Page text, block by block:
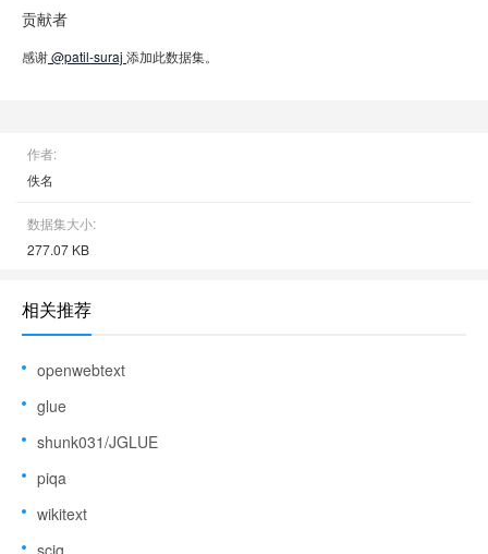
贡献者
感谢@patil-suraj 添加此数据集。
作者:
佚名
数据集大小:
277.07 KB
相关推荐
openwebtext
glue
shunk031/JGLUE
piqa
wikitext
sciq